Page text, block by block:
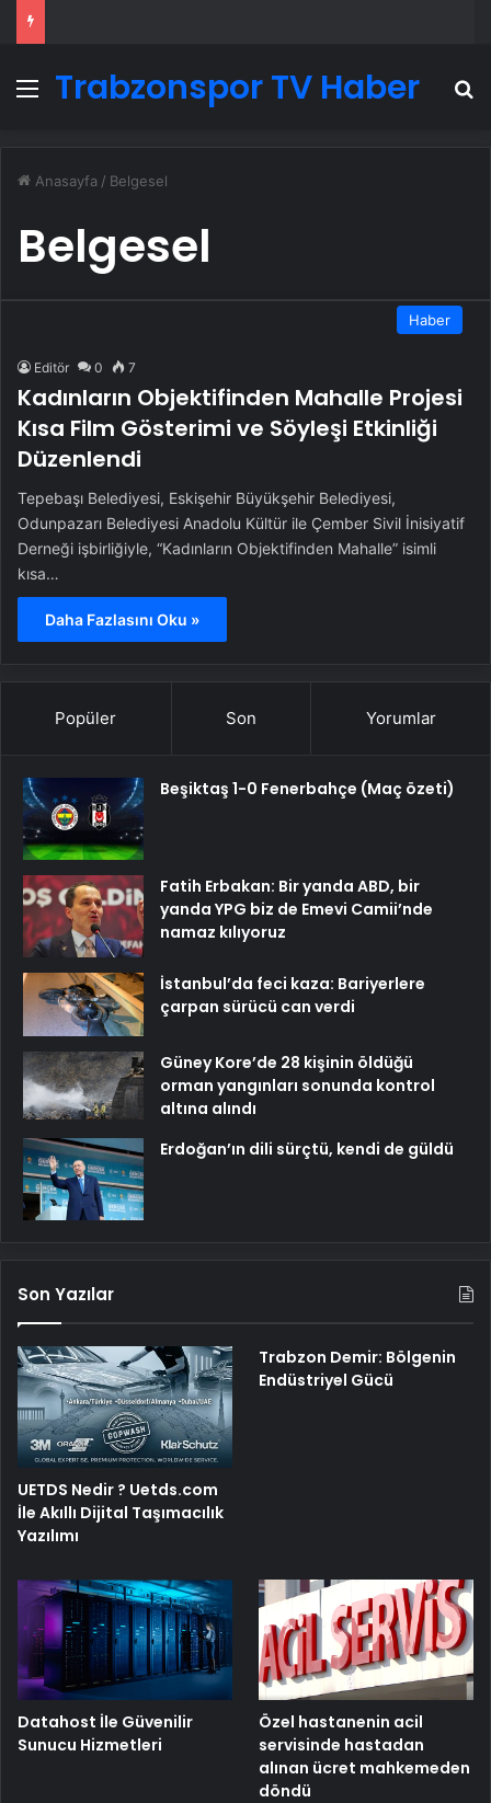
Menü
Trabzonspor TV Haber
Anasayfa / Belgesel
Belgesel
Haber
Editör 0 7
Kadınların Objektifinden Mahalle Projesi
Kısa Film Gösterimi ve Söyleşi Etkinliği
Düzenlendi
Tepebaşı Belediyesi, Eskişehir Büyükşehir Belediyesi,
Odunpazarı Belediyesi Anadolu Kültür ile Çember Sivil İnisiyatif
Derneği işbirliğiyle, “Kadınların Objektifinden Mahalle” isimli
kısa…
Daha Fazlasını Oku »
Popüler Son Yorumlar
Beşiktaş 1-0 Fenerbahçe (Maç özeti)
Fatih Erbakan: Bir yanda ABD, bir
yanda YPG biz de Emevi Camii’nde
namaz kılıyoruz
İstanbul’da feci kaza: Bariyerlere
çarpan sürücü can verdi
Güney Kore’de 28 kişinin öldüğü
orman yangınları sonunda kontrol
altına alındı
Erdoğan’ın dili sürçtü, kendi de güldü
Son Yazılar
UETDS Nedir ? Uetds.com
İle Akıllı Dijital Taşımacılık
Yazılımı
Trabzon Demir: Bölgenin
Endüstriyel Gücü
Datahost İle Güvenilir
Sunucu Hizmetleri
Özel hastanenin acil
servisinde hastadan
alınan ücret mahkemeden
döndü